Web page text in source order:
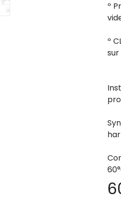
º
º
sur